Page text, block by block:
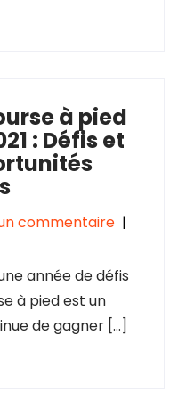
à pied
: Défis et
commentaire |
année de défis
à pied est un
de gagner […]